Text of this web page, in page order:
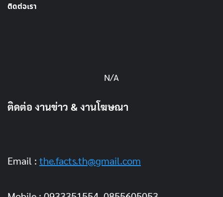
ติดต่อเรา
N/A
ติดต่อ งานข่าว & งานโฆษณา
Email : the.facts.th@gmail.com